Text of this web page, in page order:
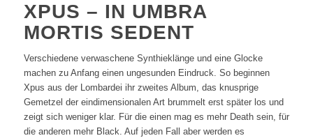
XPUS – IN UMBRA
MORTIS SEDENT
Verschiedene verwaschene Synthieklänge und eine Glocke
machen zu Anfang einen ungesunden Eindruck. So beginnen
Xpus aus der Lombardei ihr zweites Album, das knusprige
Gemetzel der eindimensionalen Art brummelt erst später los und
zeigt sich weniger klar. Für die einen mag es mehr Death sein, für
die anderen mehr Black. Auf jeden Fall aber werden es